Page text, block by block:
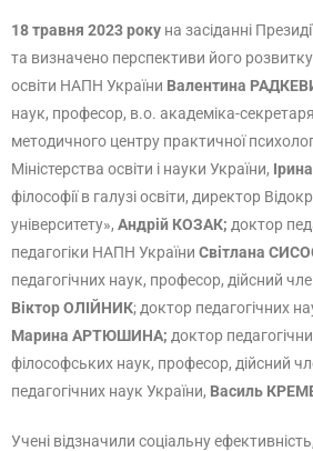
18 травня 2023 року на засіданні
та визначено перспективи його
освіти НАПН України Валентина
наук, професор, в.о. академіка-секретаря
методичного центру практичної
Міністерства освіти і науки України,
філософії в галузі освіти, директор
університету», Андрій КОЗАК; доктор
педагогіки НАПН України Світлана
педагогічних наук, професор, дійсний
Віктор ОЛІЙНИК; доктор педагогічних
Марина АРТЮШИНА; доктор
філософських наук, професор, дійсний
педагогічних наук України, Василь
Учені відзначили соціальну